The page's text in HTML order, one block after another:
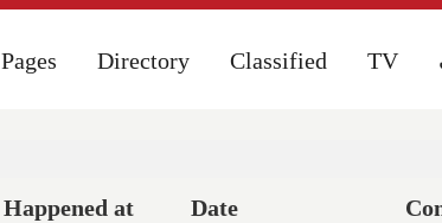
Pages Directory Classified TV
Pages Directory Classified TV
Happened at
Date